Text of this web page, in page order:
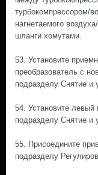
турбокомпрессором/
нагнетаемого
шланги хомутами.
53. Установите
преобразователь с
подразделу Снятие и
54. Установите
подразделу Снятие и
55. Присоедините
подразделу